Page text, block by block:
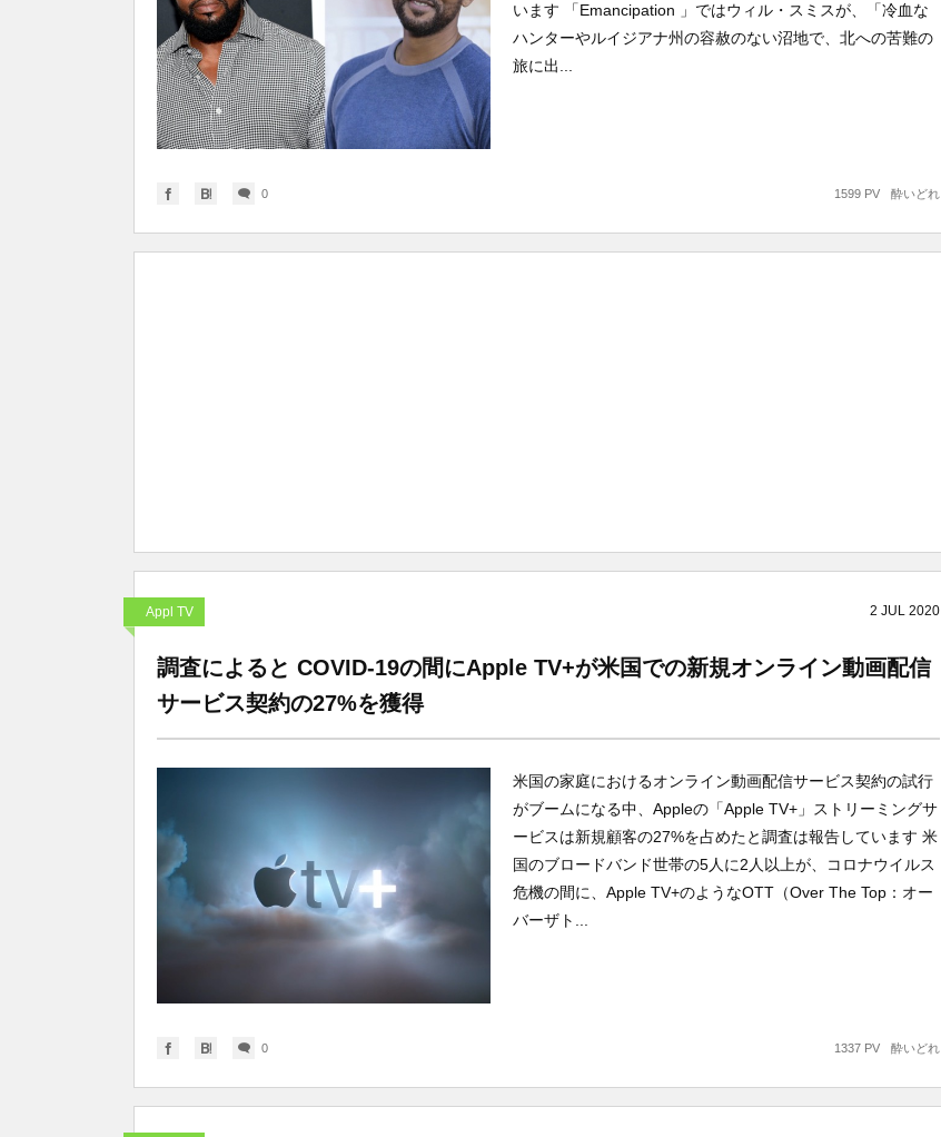
います 「Emancipation 」ではウィル・スミスが、「冷血な
ハンターやルイジアナ州の容赦のない沼地で、北への苦難の
旅に出...
0 酔いどれ
1599 PV
Appl TV 2 JUL 2020
調査によると COVID-19の間にApple TV+が米国での新規オンライン動画配信
サービス契約の27%を獲得
米国の家庭におけるオンライン動画配信サービス契約の試行
がブームになる中、Appleの「Apple TV+」ストリーミングサ
ービスは新規顧客の27%を占めたと調査は報告しています 米
国のブロードバンド世帯の5人に2人以上が、コロナウイルス
危機の間に、Apple TV+のようなOTT（Over The Top：オー
バーザト...
0 酔いどれ
1337 PV